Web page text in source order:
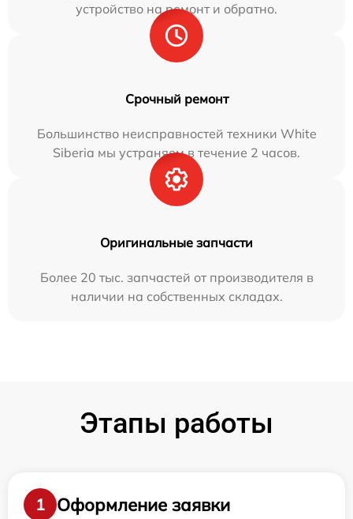
устройство на ремонт и обратно.
Срочный ремонт
Большинство неисправностей техники White
Siberia мы устраняем в течение 2 часов.
Оригинальные запчасти
Более 20 тыс. запчастей от производителя в
наличии на собственных складах.
Этапы работы
1
Оформление заявки